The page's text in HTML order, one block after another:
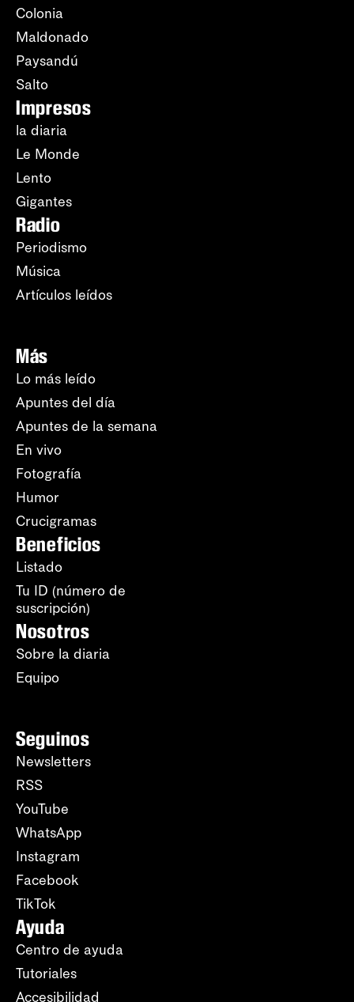
Colonia
Maldonado
Paysandú
Salto
Impresos
la diaria
Le Monde
Lento
Gigantes
Radio
Periodismo
Música
Artículos leídos
Más
Lo más leído
Apuntes del día
Apuntes de la semana
En vivo
Fotografía
Humor
Crucigramas
Beneficios
Listado
Tu ID (número de
suscripción)
Nosotros
Sobre la diaria
Equipo
Seguinos
Newsletters
RSS
YouTube
WhatsApp
Instagram
Facebook
TikTok
Ayuda
Centro de ayuda
Tutoriales
Accesibilidad